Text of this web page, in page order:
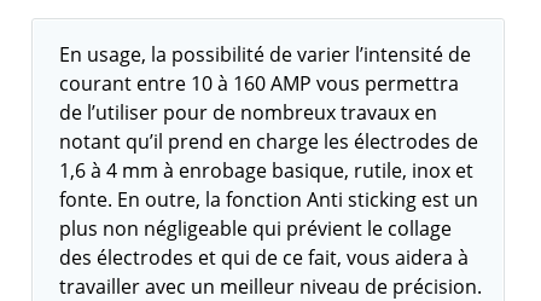
En usage, la possibilité de varier l’intensité de
courant entre 10 à 160 AMP vous permettra
de l’utiliser pour de nombreux travaux en
notant qu’il prend en charge les électrodes de
1,6 à 4 mm à enrobage basique, rutile, inox et
fonte. En outre, la fonction Anti sticking est un
plus non négligeable qui prévient le collage
des électrodes et qui de ce fait, vous aidera à
travailler avec un meilleur niveau de précision.